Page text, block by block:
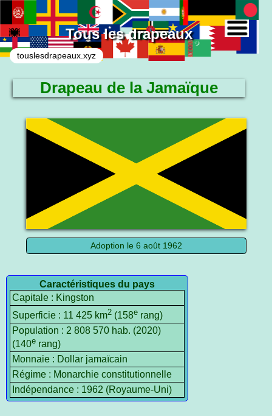
Tous les drapeaux
touslesdrapeaux.xyz
Drapeau de la Jamaïque
Le drapeau national
Adoption le 6 août 1962
Caractéristiques du pays
Capitale : Kingston
Superficie : 11 425 km2 (158e rang)
Population : 2 808 570 hab. (2020)
(140e rang)
Monnaie : Dollar jamaïcain
Régime : Monarchie constitutionnelle
Indépendance : 1962 (Royaume-Uni)